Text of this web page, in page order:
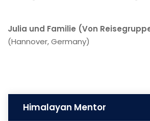
Julia und Familie (Von
(Hannover, Germany)
Himalayan Mentor